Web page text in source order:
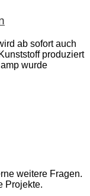
ab sofort auch
produziert
wurde
weitere Fragen.
Projekte.